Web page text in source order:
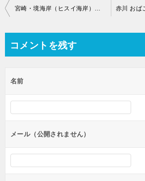
投
ビ
ー
シ
ョ
ン
コメントを残す
名前
メール（公開されません）